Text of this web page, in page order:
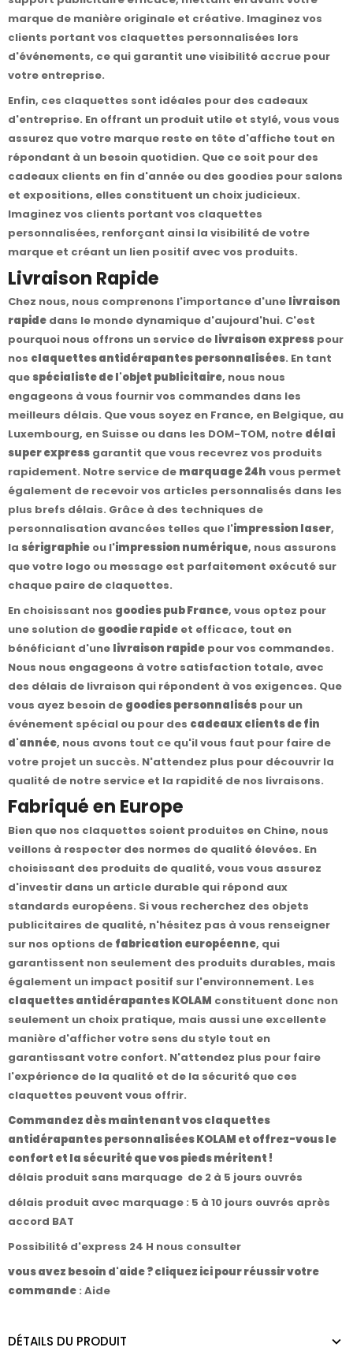
marque de manière originale et créative. Imaginez vos
clients portant vos claquettes personnalisées lors
d'événements, ce qui garantit une visibilité accrue pour
votre entreprise.
Enfin, ces claquettes sont idéales pour des cadeaux
d'entreprise. En offrant un produit utile et stylé, vous vous
assurez que votre marque reste en tête d'affiche tout en
répondant à un besoin quotidien. Que ce soit pour des
cadeaux clients en fin d'année ou des goodies pour salons
et expositions, elles constituent un choix judicieux.
Imaginez vos clients portant vos claquettes
personnalisées, renforçant ainsi la visibilité de votre
marque et créant un lien positif avec vos produits.
Livraison Rapide
Chez nous, nous comprenons l'importance d'une livraison
rapide dans le monde dynamique d'aujourd'hui. C'est
pourquoi nous offrons un service de livraison express pour
nos claquettes antidérapantes personnalisées. En tant
quespécialiste de l'objet publicitaire, nous nous
engageons à vous fournir vos commandes dans les
meilleurs délais. Que vous soyez en France, en Belgique, au
Luxembourg, en Suisse ou dans les DOM-TOM, notre délai
super express garantit que vous recevrez vos produits
rapidement. Notre service de marquage 24h vous permet
également de recevoir vos articles personnalisés dans les
plus brefs délais. Grâce à des techniques de
personnalisation avancées telles que l'impression laser,
la sérigraphie ou l'impression numérique, nous assurons
que votre logo ou message est parfaitement exécuté sur
chaque paire de claquettes.
En choisissant nos goodies pub France, vous optez pour
une solution de goodie rapide et efficace, tout en
bénéficiant d'une livraison rapide pour vos commandes.
Nous nous engageons à votre satisfaction totale, avec
des délais de livraison qui répondent à vos exigences. Que
vous ayez besoin de goodies personnalisés pour un
événement spécial ou pour des cadeaux clients de fin
d'année, nous avons tout ce qu'il vous faut pour faire de
votre projet un succès. N'attendez plus pour découvrir la
qualité de notre service et la rapidité de nos livraisons.
Fabriqué en Europe
Bien que nos claquettes soient produites en Chine, nous
veillons à respecter des normes de qualité élevées. En
choisissant des produits de qualité, vous vous assurez
d'investir dans un article durable qui répond aux
standards européens. Si vous recherchez des objets
publicitaires de qualité, n'hésitez pas à vous renseigner
sur nos options de fabrication européenne, qui
garantissent non seulement des produits durables, mais
également un impact positif sur l'environnement. Les
claquettes antidérapantes KOLAM constituent donc non
seulement un choix pratique, mais aussi une excellente
manière d'afficher votre sens du style tout en
garantissant votre confort. N'attendez plus pour faire
l'expérience de la qualité et de la sécurité que ces
claquettes peuvent vous offrir.
Commandez dès maintenant vos claquettes
antidérapantes personnalisées KOLAM et offrez-vous le
confort et la sécurité que vos pieds méritent !
délais produit sans marquage de 2 à 5 jours ouvrés
délais produit avec marquage : 5 à 10 jours ouvrés après
accord BAT
Possibilité d'express 24 H nous consulter
vous avez besoin d'aide ? cliquez ici pour réussir votre
commande : Aide
DÉTAILS DU PRODUIT